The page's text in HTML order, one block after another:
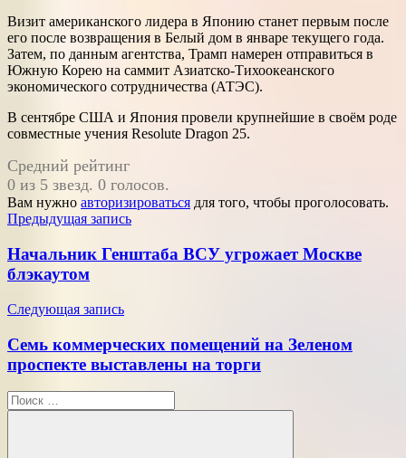
Визит американского лидера в Японию станет первым после
его после возвращения в Белый дом в январе текущего года.
Затем, по данным агентства, Трамп намерен отправиться в
Южную Корею на саммит Азиатско-Тихоокеанского
экономического сотрудничества (АТЭС).
В сентябре США и Япония провели крупнейшие в своём роде
совместные учения Resolute Dragon 25.
Средний рейтинг
0 из 5 звезд. 0 голосов.
Вам нужно авторизироваться для того, чтобы проголосовать.
Навигация
по
записям
Предыдущая запись
Начальник Генштаба ВСУ угрожает Москве
блэкаутом
Следующая запись
Семь коммерческих помещений на Зеленом
проспекте выставлены на торги
Поиск
для: